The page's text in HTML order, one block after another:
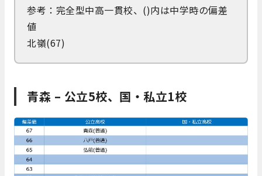
参考：完全型中高一貫校、()内は中学時の偏差
値
北嶺(67)
青森 – 公立5校、国・私立1校